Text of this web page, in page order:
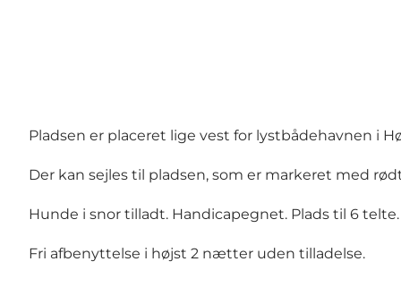
Pladsen er placeret lige vest for lystbådehavnen i
Der kan sejles til pladsen, som er markeret med
Hunde i snor tilladt. Handicapegnet. Plads til 6 telte.
Fri afbenyttelse i højst 2 nætter uden tilladelse.